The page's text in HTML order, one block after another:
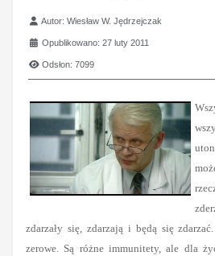
Szczegóły
Autor:Wiesław W. Jędrzejczak
Opublikowano: 27 luty 2011
Odsłon: 7099
zdarzały się, zdarzają i będą się
zerowe. Są różne immunitety, ale dla